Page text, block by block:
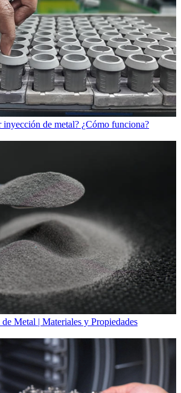
inyección de metal? ¿Cómo funciona?
Metal | Materiales y Propiedades